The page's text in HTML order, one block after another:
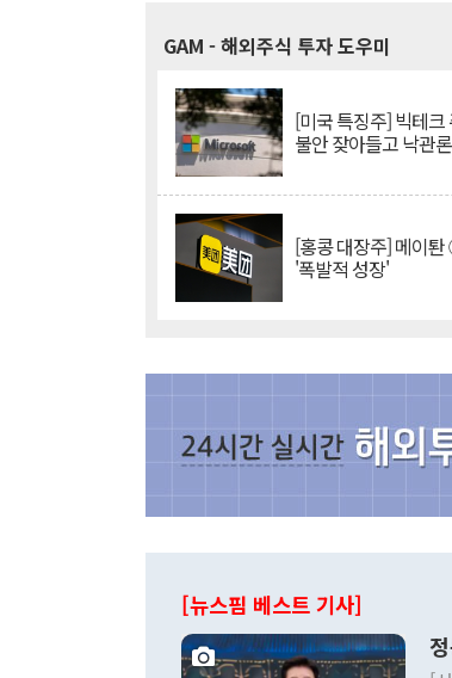
GAM - 해외주식 투자 도우미
[미국 특징주] 빅테크
불안 잦아들고 낙관
[홍콩 대장주] 메이
'폭발적 성장'
[뉴스핌 베스트 기사]